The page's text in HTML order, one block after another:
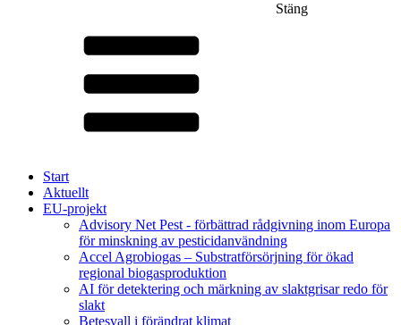
Stäng
Start
Aktuellt
EU-projekt
Advisory Net Pest - förbättrad rådgivning inom Europa
för minskning av pesticidanvändning
Accel Agrobiogas – Substratförsörjning för ökad
regional biogasproduktion
AI för detektering och märkning av slaktgrisar redo för
slakt
Betesvall i förändrat klimat